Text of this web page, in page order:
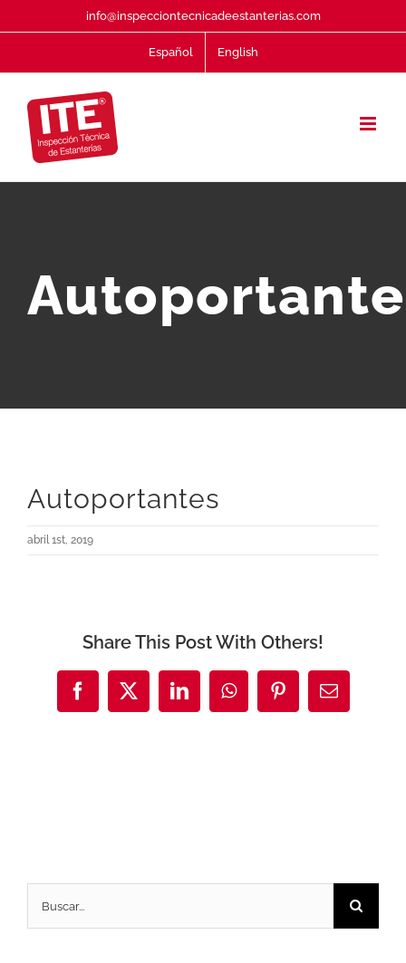
al
info@inspecciontecnicadeestanterias.com
Español English
Autoportantes
abril 1st, 2019
Share This Post With Others!
Facebook
X LinkedInWhatsAppPinterestCorreo